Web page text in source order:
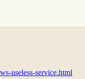
useless-service.html